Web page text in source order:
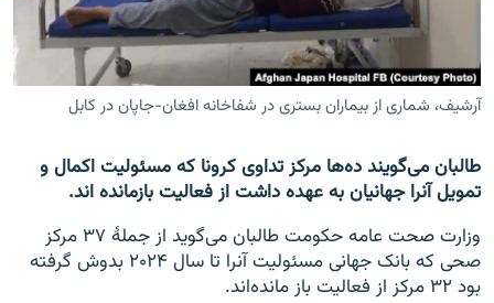
صفحه پشتو
Azadi English
به ما بپیوندید
همۀ سایت‌های رادیو آزادی/ رادیو اروپای آزاد
آرشیف، شماری از بیماران بستری در شفاخانه افغان-جاپان در کابل
طالبان می‌گویند ده‌ها مرکز تداوی کرونا که مسئولیت اکمال و
تمویل آنرا جهانیان به عهده داشت از فعالیت بازمانده اند.
وزارت صحت عامه حکومت طالبان می‌گوید از جملۀ ۳۷ مرکز
صحی که بانک جهانی مسئولیت آنرا تا سال ۲۰۲۴ بدوش گرفته
بود ۳۲ مرکز از فعالیت باز مانده‌اند.